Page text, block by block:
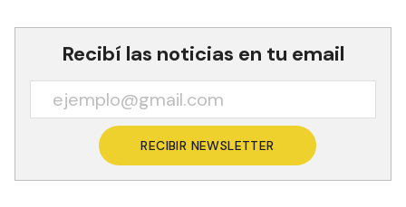
Recibí las noticias en tu email
RECIBIR NEWSLETTER